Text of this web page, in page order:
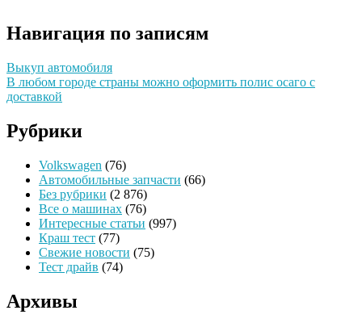
Навигация по записям
Выкуп автомобиля
В любом городе страны можно оформить полис осаго с
доставкой
Рубрики
Volkswagen (76)
Автомобильные запчасти (66)
Без рубрики (2 876)
Все о машинах (76)
Интересные статьи (997)
Краш тест (77)
Свежие новости (75)
Тест драйв (74)
Архивы